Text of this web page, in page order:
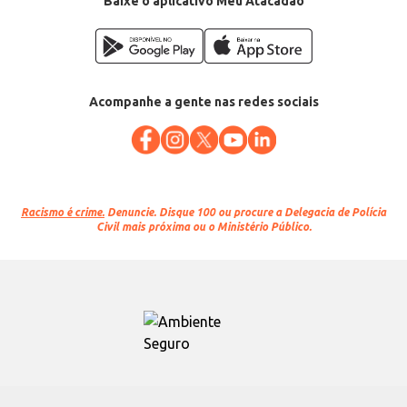
Acompanhe a gente nas redes sociais
Racismo é crime. Denuncie. Disque 100 ou procure a Delegacia de Polícia
Civil mais próxima ou o Ministério Público.